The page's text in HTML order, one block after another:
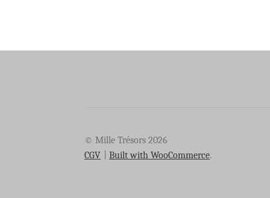
© Mille Trésors 2026
CGV
Built with WooCommerce.